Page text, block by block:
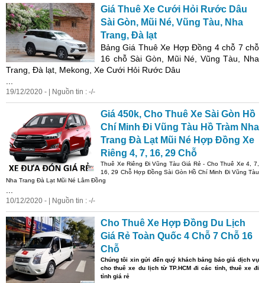
Giá Thuê Xe Cưới Hỏi Rước Dâu
Sài Gòn, Mũi Né, Vũng Tàu, Nha
Trang, Đà lạt
Bảng Giá Thuê Xe Hợp Đồng 4 chỗ 7 chỗ
16 chỗ Sài Gòn, Mũi Né, Vũng Tàu, Nha
Trang, Đà lạt, Mekong, Xe Cưới Hỏi Rước Dâu
19/12/2020 - | Nguồn tin : -/-
Giá 450k, Cho Thuê Xe Sài Gòn Hồ
Chí Minh Đi Vũng Tàu Hồ Tràm Nha
Trang Đà Lạt Mũi Né Hợp Đồng Xe
Riêng 4, 7, 16, 29 Chỗ
Thuê Xe Riêng Đi Vũng Tàu Giá Rẻ - Cho Thuê Xe 4, 7,
16, 29 Chỗ Hợp Đồng Sài Gòn Hồ Chí Minh Đi Vũng Tàu
Nha Trang Đà Lạt Mũi Né Lâm Đồng
10/12/2020 - | Nguồn tin : -/-
Cho Thuê Xe Hợp Đồng Du Lịch
Giá Rẻ Toàn Quốc 4 Chỗ 7 Chỗ 16
Chỗ
Chúng tôi xin gửi đến quý khách bảng báo giá dịch vụ
cho thuê xe du lịch từ TP.HCM đi các tỉnh, thuê xe đi
tỉnh giá rẻ